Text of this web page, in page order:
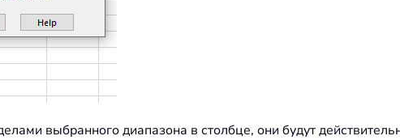
выбранного диапазона в столбце, они будут